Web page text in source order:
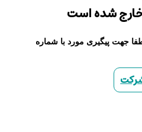
شده است
جهت پیگیری مورد با شماره